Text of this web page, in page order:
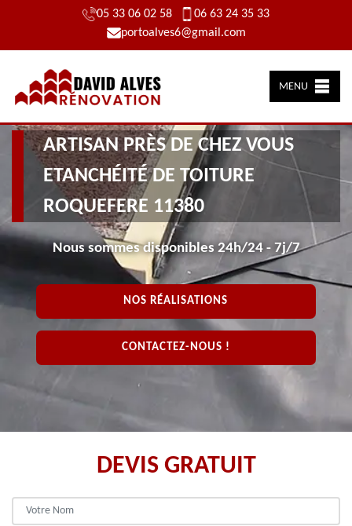
05 33 06 02 58
06 63 24 35 33
portoalves6@gmail.com
MENU
ARTISAN PRÈS DE CHEZ VOUS
ETANCHÉITÉ DE TOITURE
ROQUEFERE 11380
Nous sommes disponibles 24h/24 - 7j/7
NOS RÉALISATIONS
CONTACTEZ-NOUS !
DEVIS GRATUIT